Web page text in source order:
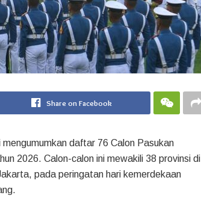
Share on Facebook
daftar 76 Calon Pasukan
2026. Calon-calon ini mewakili 38 provinsi di
pada peringatan hari kemerdekaan